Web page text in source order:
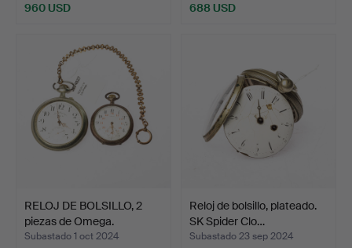
960 USD 688 USD
RELOJ DE BOLSILLO, 2
piezas de Omega.
Subastado 1 oct 2024
Reloj de bolsillo, plateado.
SK Spider Clo…
Subastado 23 sep 2024